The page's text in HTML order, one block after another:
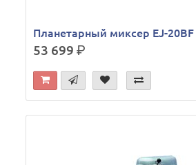
Планетарный миксер EJ-20BF
53 699р.